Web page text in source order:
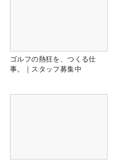
ゴルフの熱狂を、つくる仕
事。｜スタッフ募集中